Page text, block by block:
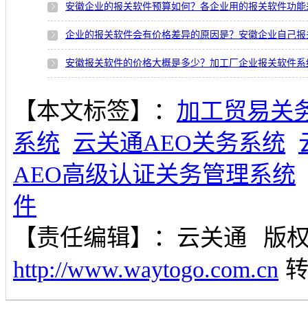
安徽企业的报关软件预算如何？各企业用的报关软件功
企业的报关软件会有价格差异的原因是？安徽企业自己
安徽报关软件的价格大概是多少？加工厂企业报关软件
【本文标签】： 加工贸易关
系统 云关通AEO关务系统
AEO高级认证关务管理系统
件
【责任编辑】： 云关通
版
http://www.waytogo.com.cn